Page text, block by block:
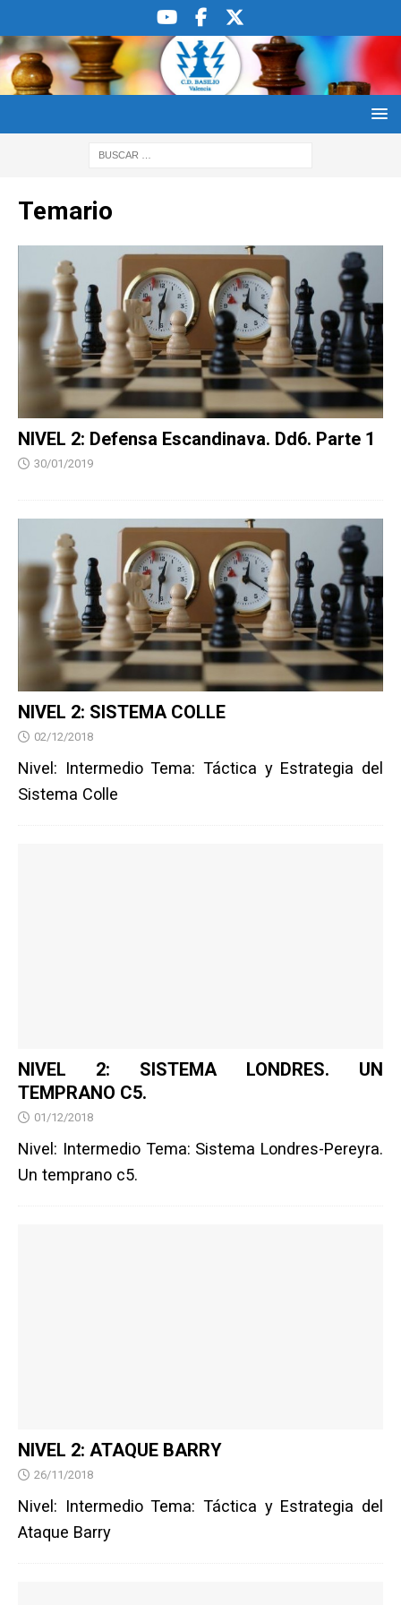
Temario
NIVEL 2: Defensa Escandinava. Dd6. Parte 1
30/01/2019
NIVEL 2: SISTEMA COLLE
02/12/2018
Nivel: Intermedio Tema: Táctica y Estrategia del
Sistema Colle
NIVEL 2: SISTEMA LONDRES. UN
TEMPRANO C5.
01/12/2018
Nivel: Intermedio Tema: Sistema Londres-Pereyra.
Un temprano c5.
NIVEL 2: ATAQUE BARRY
26/11/2018
Nivel: Intermedio Tema: Táctica y Estrategia del
Ataque Barry